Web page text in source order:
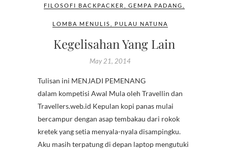
FILOSOFI BACKPACKER GEMPA PADANG
LOMBA MENULIS PULAU NATUNA
Kegelisahan Yang Lain
May 21, 2014
Tulisan ini MENJADI PEMENANG
dalam kompetisi Awal Mula oleh Travellin dan
Travellers.web.id Kepulan kopi panas mulai
bercampur dengan asap tembakau dari rokok
kretek yang setia menyala-nyala disampingku.
Aku masih terpatung di depan laptop mengutuki